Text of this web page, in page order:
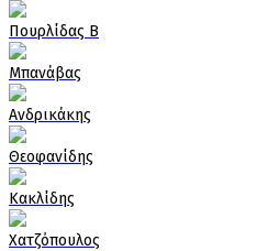
Πουρλίδας Β
Μπανάβας
Ανδρικάκης
Θεοφανίδης
Κακλίδης
Χατζόπουλος